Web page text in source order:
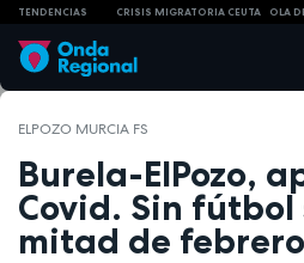
TENDENCIAS CRISIS MIGRATORIA CEUTA OLA
ELPOZO MURCIA FS
Burela-ElPozo,
Covid. Sin
mitad de febrero